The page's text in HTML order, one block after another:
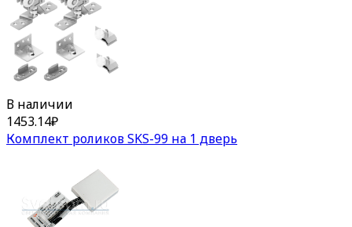
В наличии
1453.14₽
Комплект роликов SKS-99 на 1 дверь